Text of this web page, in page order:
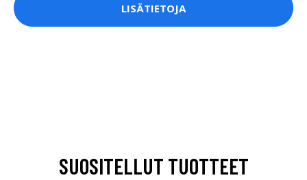
LISÄTIETOJA
SUOSITELLUT TUOTTEET